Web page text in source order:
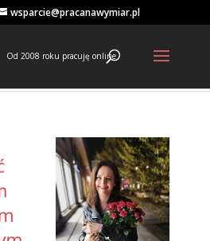
wsparcie@pracanawymiar.pl
Od 2008 roku pracuję online